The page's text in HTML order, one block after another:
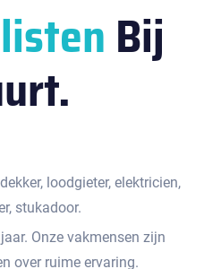
Bij
loodgieter, elektricien,
stukadoor.
Onze vakmensen zijn
over ruime ervaring.